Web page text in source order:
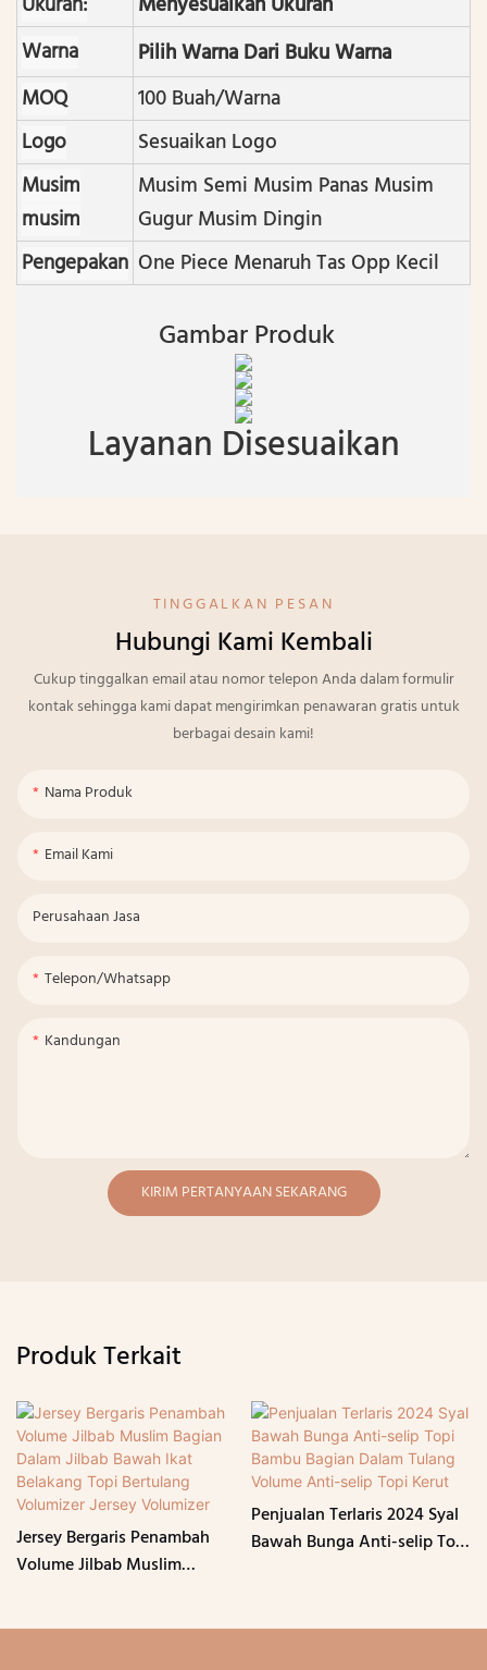
Warna
Pilih Warna Dari Buku Warna
MOQ
100 Buah/warna
Logo
Sesuaikan Logo
Musim
musim
Musim Semi Musim Panas Musim
Gugur Musim Dingin
Pengepakan One Piece Menaruh Tas Opp Kecil
Gambar Produk
Layanan Disesuaikan
TINGGALKAN PESAN
Hubungi Kami Kembali
Cukup tinggalkan email atau nomor telepon Anda dalam formulir
kontak sehingga kami dapat mengirimkan penawaran gratis untuk
berbagai desain kami!
Nama Produk
Email Kami
Perusahaan Jasa
Telepon/whatsapp
Kandungan
KIRIM PERTANYAAN SEKARANG
Produk Terkait
Jersey Bergaris Penambah
Volume Jilbab Muslim
Penjualan Terlaris 2024 Syal
Bawah Bunga Anti-selip Topi